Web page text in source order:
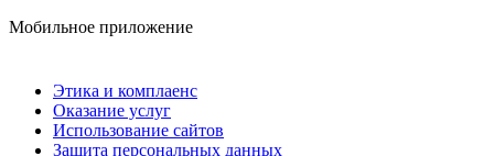
Мобильное приложение
Этика и комплаенс
Оказание услуг
Использование сайтов
Защита персональных данных